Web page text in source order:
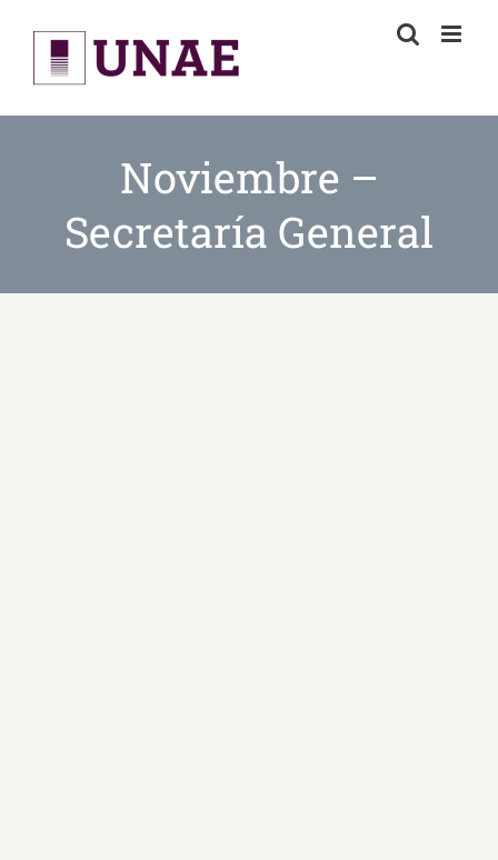
content
Noviembre –
Secretaría General